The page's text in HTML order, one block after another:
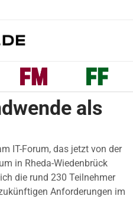
als
IT-Forum, das jetzt von der
in Rheda-Wiedenbrück
die rund 230 Teilnehmer
Anforderungen im